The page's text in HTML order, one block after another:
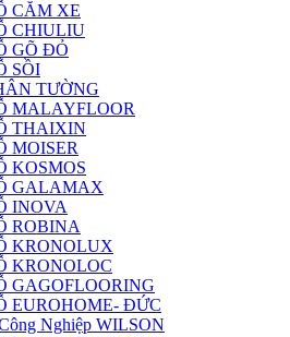
CĂM XE
CHIULIU
GÕ ĐỎ
SỒI
TƯỜNG
MALAYFLOOR
THAIXIN
MOISER
KOSMOS
GALAMAX
INOVA
ROBINA
KRONOLUX
KRONOLOC
GAGOFLOORING
EUROHOME- ĐỨC
Nghiệp WILSON